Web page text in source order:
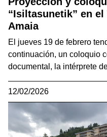
“Isiltasunetik” en
Amaia
El jueves 19 de febrero
continuación, un coloquio
documental, la intérprete
12/02/2026